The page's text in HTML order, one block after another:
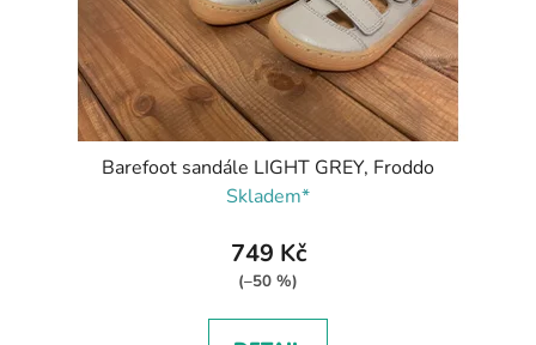
Barefoot sandále LIGHT GREY, Froddo
Skladem*
749 Kč
(–50 %)